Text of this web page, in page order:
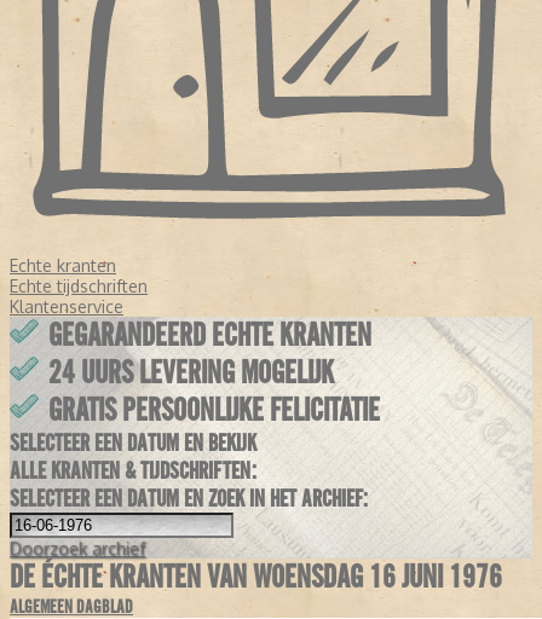
Echte kranten
Echte tijdschriften
Klantenservice
GEGARANDEERD ECHTE KRANTEN
24 UURS LEVERING MOGELIJK
GRATIS PERSOONLIJKE FELICITATIE
SELECTEER EEN DATUM EN BEKIJK
ALLE KRANTEN & TIJDSCHRIFTEN:
SELECTEER EEN DATUM EN ZOEK IN HET ARCHIEF:
Doorzoek archief
DE ÉCHTE KRANTEN VAN WOENSDAG 16 JUNI 1976
ALGEMEEN DAGBLAD